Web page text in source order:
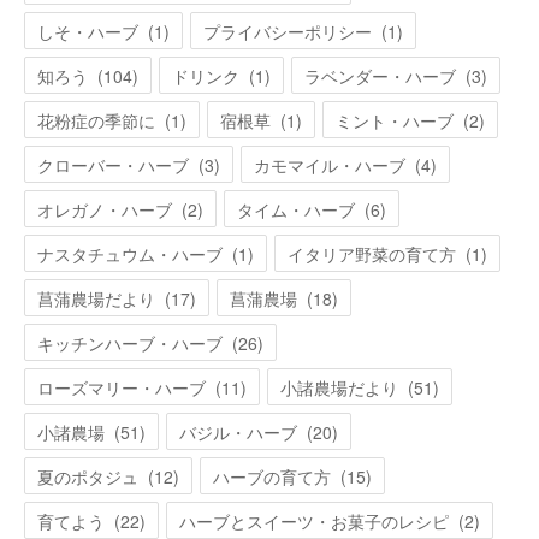
しそ・ハーブ (1) プライバシーポリシー (1)
知ろう (104) ドリンク (1) ラベンダー・ハーブ (3)
花粉症の季節に (1) 宿根草 (1) ミント・ハーブ (2)
クローバー・ハーブ (3) カモマイル・ハーブ (4)
オレガノ・ハーブ (2) タイム・ハーブ (6)
ナスタチュウム・ハーブ (1) イタリア野菜の育て方 (1)
菖蒲農場だより (17) 菖蒲農場 (18)
キッチンハーブ・ハーブ (26)
ローズマリー・ハーブ (11) 小諸農場だより (51)
小諸農場 (51) バジル・ハーブ (20)
夏のポタジュ (12) ハーブの育て方 (15)
育てよう (22) ハーブとスイーツ・お菓子のレシピ (2)